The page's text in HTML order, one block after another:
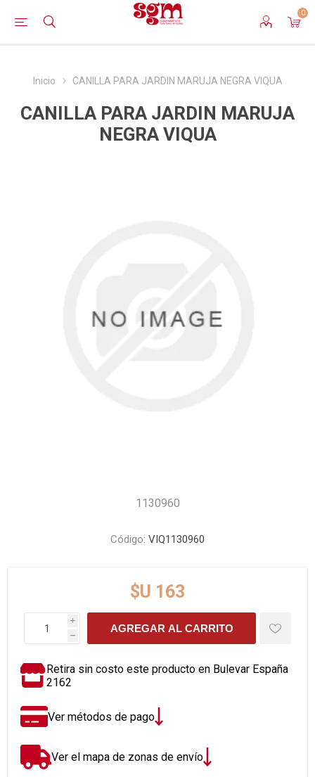
0
Inicio CANILLA PARA JARDIN MARUJA NEGRA VIQUA
CANILLA PARA JARDIN MARUJA
NEGRA VIQUA
1130960
Código: VIQ1130960
$U 163
i
h
AGREGAR AL CARRITO
Retira sin costo este producto en Bulevar España
2162
Ver métodos de pago
Ver el mapa de zonas de envío